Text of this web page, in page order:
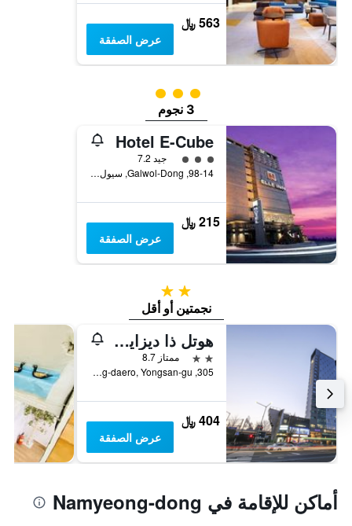
563 ﷼
عرض الصفقة
تقييم فئة 3
3 نجوم
Hotel E-Cube
تقييم فئة 3جيد 7.2
98-14, Galwol-Dong, سيول, كوريا الجنوبية
215 ﷼
عرض الصفقة
2 نجمتين
نجمتين أو أقل
هوتل ذا ديزاينرز سيول ستيشن
2 نجمتين
ممتاز 8.7
305, Hangang-daero, Yongsan-gu, سيول, كوريا الجنوبية
404 ﷼
عرض الصفقة
أماكن للإقامة في Namyeong-dong